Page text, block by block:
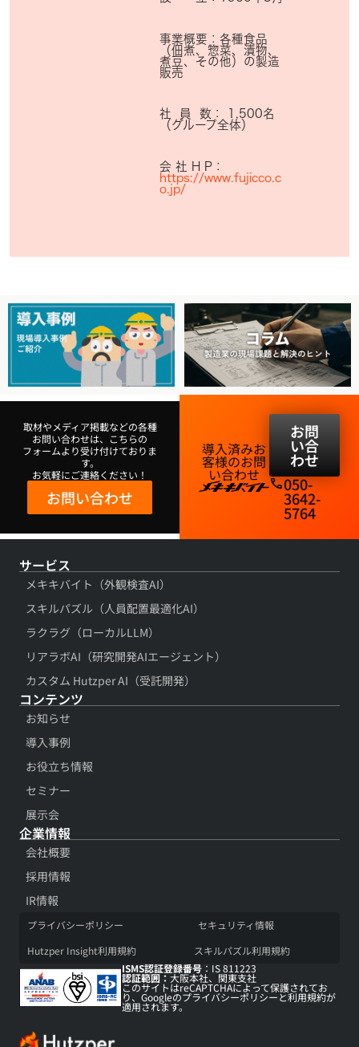
事業概要：各種食品
（佃煮、惣菜、漬物、
煮豆、その他）の製造
販売
社 員 数： 1,500名
（グループ全体）
会 社 H P：
https://www.fujicco.c
o.jp/
取材やメディア掲載などの各種
お問い合わせは、こちらの
フォームより受け付けておりま
す。
お気軽にご連絡ください！
お問い合わせ
導入済みお
客様のお問
い合わせ​
お問
い合
わせ
phone050-
3642-
5764​
サービス
メキキバイト（外観検査AI）
スキルパズル（人員配置最適化AI）
ラクラグ（ローカルLLM）
リアラボAI（研究開発AIエージェント）
カスタム Hutzper AI（受託開発）
コンテンツ​
お知らせ
導入事例​
お役立ち情報​
セミナー
展示会​
企業情報
会社概要​
採用情報​
IR情報​
プライバシーポリシー​
セキュリティ情報​
Hutzper Insight利用規約​
スキルパズル利用規約​
ISMS認証登録番号 ：IS 811223
認証範囲：大阪本社、関東支社
このサイトはreCAPTCHAによって保護されてお
り、Googleのプライバシーポリシーと利用規約が
適用されます。